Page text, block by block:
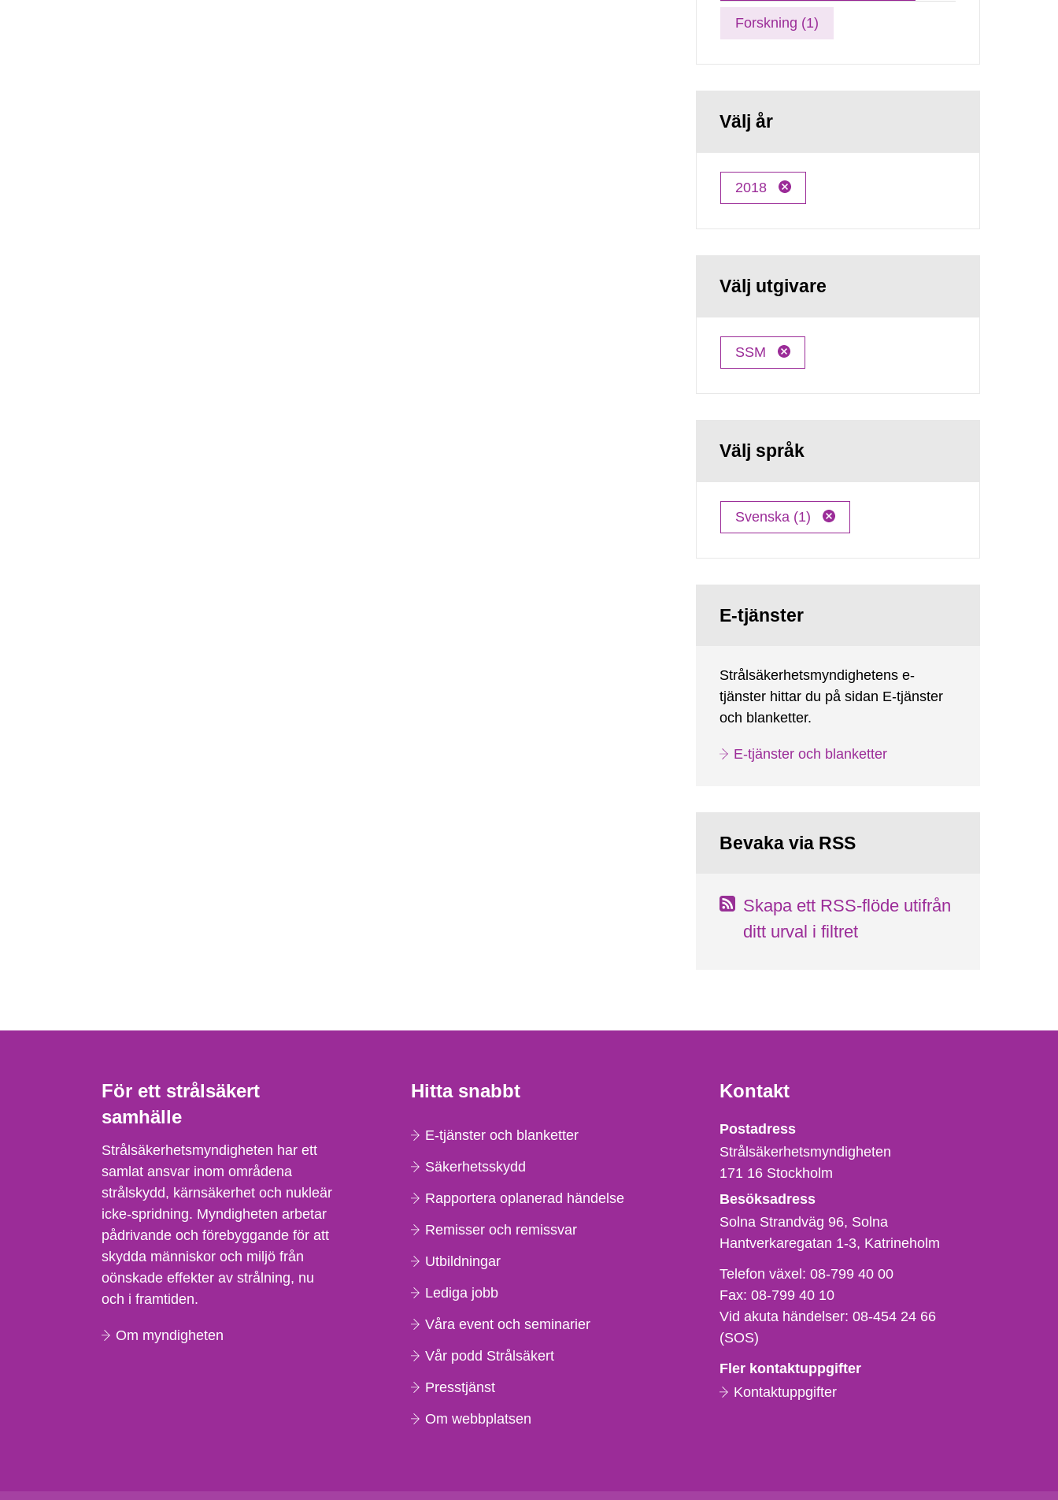
Forskning (1)
Välj år
2018
Välj utgivare
SSM
Välj språk
Svenska (1)
E-tjänster
Strålsäkerhetsmyndighetens e-
tjänster hittar du på sidan E-tjänster
och blanketter.
E-tjänster och blanketter
Bevaka via RSS
Skapa ett RSS-flöde utifrån
ditt urval i filtret
För ett strålsäkert
samhälle
Strålsäkerhetsmyndigheten har ett
samlat ansvar inom områdena
strålskydd, kärnsäkerhet och nukleär
icke-spridning. Myndigheten arbetar
pådrivande och förebyggande för att
skydda människor och miljö från
oönskade effekter av strålning, nu
och i framtiden.
Om myndigheten
Hitta snabbt
E-tjänster och blanketter
Säkerhetsskydd
Rapportera oplanerad händelse
Remisser och remissvar
Utbildningar
Lediga jobb
Våra event och seminarier
Vår podd Strålsäkert
Presstjänst
Om webbplatsen
Kontakt
Strålsäkerhetsmyndigheten
Postadress
Strålsäkerhetsmyndigheten
171 16 Stockholm
Besöksadress
Solna Strandväg 96, Solna
Hantverkaregatan 1-3 Katrineholm
Telefon,
fax
och
e-
Telefon växel:08-799 40 00
Fax:08-799 40 10
Vid akuta händelser:08-454 24 66
(SOS)
Fler kontaktuppgifter
Kontaktuppgifter